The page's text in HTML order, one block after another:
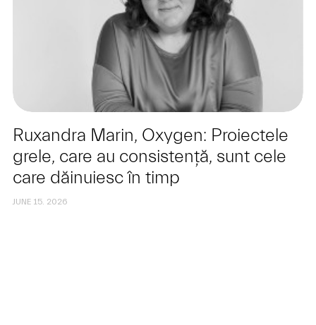
Ruxandra Marin, Oxygen: Proiectele
grele, care au consistență, sunt cele
care dăinuiesc în timp
JUNE 15. 2026